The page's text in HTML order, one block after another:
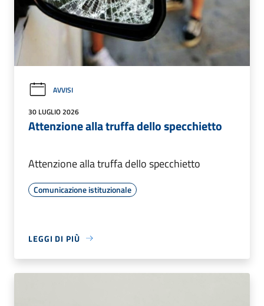
AVVISI
30 LUGLIO 2026
Attenzione alla truffa dello specchietto
Attenzione alla truffa dello specchietto
Comunicazione istituzionale
LEGGI DI PIÙ